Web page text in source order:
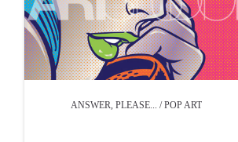
ANSWER, PLEASE... / POP ART